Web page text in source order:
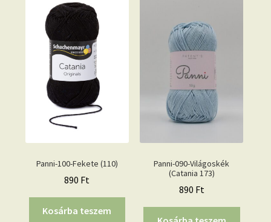
Panni-100-Fekete (110)
890 Ft
Kosárba teszem
Panni-090-Világoskék
(Catania 173)
890 Ft